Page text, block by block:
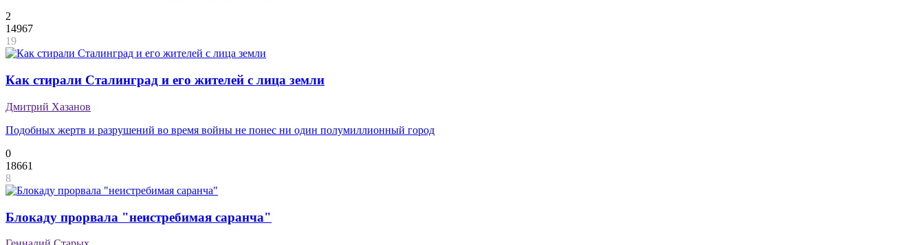
2
14967
19
Как стирали Сталинград и его жителей с лица земли
Дмитрий Хазанов
Подобных жертв и разрушений во время войны не понес ни один полумиллионный город
0
18661
8
Блокаду прорвала "неистребимая саранча"